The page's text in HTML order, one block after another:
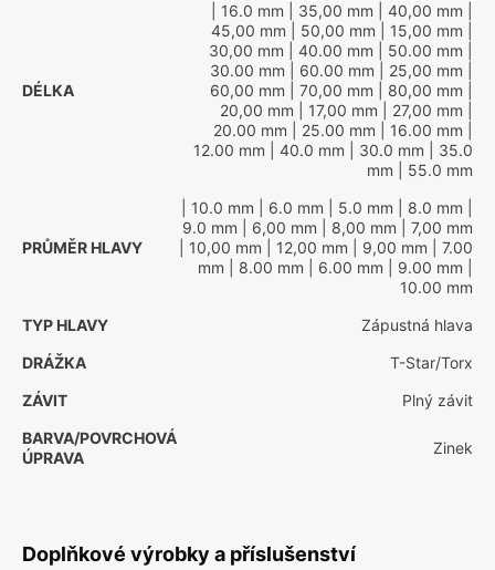
DÉLKA
| 16.0 mm | 35,00 mm | 40,00 mm
45,00 mm | 50,00 mm | 15,00 mm
30,00 mm | 40.00 mm | 50.00 mm
30.00 mm | 60.00 mm | 25,00 mm
60,00 mm | 70,00 mm | 80,00 mm
20,00 mm | 17,00 mm | 27,00 mm
20.00 mm | 25.00 mm | 16.00 mm
12.00 mm | 40.0 mm | 30.0 mm | 35.0
mm | 55.0 mm
PRŮMĚR HLAVY
| 10.0 mm | 6.0 mm | 5.0 mm | 8.0 mm
9.0 mm | 6,00 mm | 8,00 mm | 7,00 mm
| 10,00 mm | 12,00 mm | 9,00 mm | 7.00
mm | 8.00 mm | 6.00 mm | 9.00 mm
10.00 mm
TYP HLAVY
Zápustná hlava
DRÁŽKA
T-Star/Torx
ZÁVIT
Plný závit
BARVA/POVRCHOVÁ
ÚPRAVA
Zinek
Doplňkové výrobky a příslušenství